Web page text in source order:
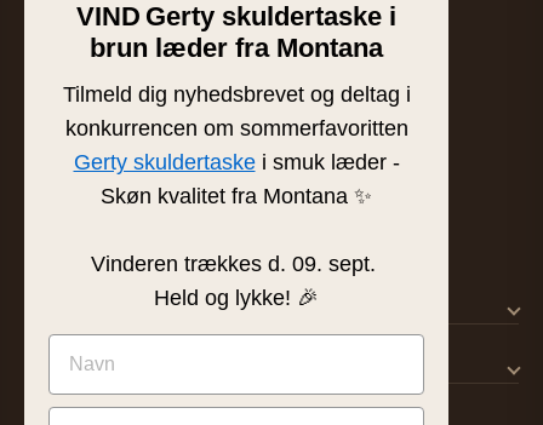
Familieejet læder- og skindbutik fra Silkeborg. Hånd-
plukket læder af højeste kvalitet siden 1986.
BUTIK & SHOWROOM
Tværgade 8 · 8600 Silkeborg
info@frejaskind.dk
CVR 12409036
KUNDESERVICE
VIND Gerty skuldertaske i
brun læder fra Montana
Tilmeld dig nyhedsbrevet og deltag i
konkurrencen om sommerfavoritten
Gerty skuldertaskei smuk læder -
Skøn kvalitet fra Montana ✨
Vinderen trækkes d. 09. sept.
Held og lykke! 🎉